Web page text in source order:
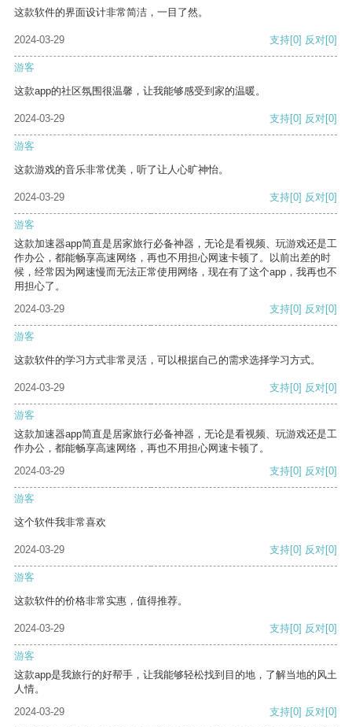
这款软件的界面设计非常简洁，一目了然。
2024-03-29 支持[0] 反对[0]
游客
这款app的社区氛围很温馨，让我能够感受到家的温暖。
2024-03-29 支持[0] 反对[0]
游客
这款游戏的音乐非常优美，听了让人心旷神怡。
2024-03-29 支持[0] 反对[0]
游客
这款加速器app简直是居家旅行必备神器，无论是看视频、玩游戏还是工
作办公，都能畅享高速网络，再也不用担心网速卡顿了。以前出差的时
候，经常因为网速慢而无法正常使用网络，现在有了这个app，我再也不
用担心了。
2024-03-29
支持[0] 反对[0]
游客
这款软件的学习方式非常灵活，可以根据自己的需求选择学习方式。
2024-03-29 支持[0] 反对[0]
游客
这款加速器app简直是居家旅行必备神器，无论是看视频、玩游戏还是工
作办公，都能畅享高速网络，再也不用担心网速卡顿了。
2024-03-29
支持[0] 反对[0]
游客
这个软件我非常喜欢
2024-03-29 支持[0] 反对[0]
游客
这款软件的价格非常实惠，值得推荐。
2024-03-29 支持[0] 反对[0]
游客
这款app是我旅行的好帮手，让我能够轻松找到目的地，了解当地的风土
人情。
2024-03-29
支持[0] 反对[0]